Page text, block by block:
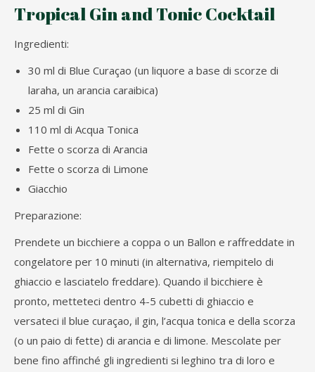
Tropical Gin and Tonic Cocktail
Ingredienti:
30 ml di Blue Curaçao (un liquore a base di scorze di
laraha, un arancia caraibica)
25 ml di Gin
110 ml di Acqua Tonica
Fette o scorza di Arancia
Fette o scorza di Limone
Giacchio
Preparazione:
Prendete un bicchiere a coppa o un Ballon e raffreddate in
congelatore per 10 minuti (in alternativa, riempitelo di
ghiaccio e lasciatelo freddare). Quando il bicchiere è
pronto, metteteci dentro 4-5 cubetti di ghiaccio e
versateci il blue curaçao, il gin, l’acqua tonica e della scorza
(o un paio di fette) di arancia e di limone. Mescolate per
bene fino affinché gli ingredienti si leghino tra di loro e